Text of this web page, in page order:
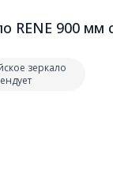
RENE 900 мм
зеркало